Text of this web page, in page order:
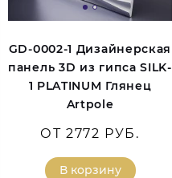
GD-0002-1 Дизайнерская
панель 3D из гипса SILK-
1 PLATINUM Глянец
Artpole
ОТ 2772 РУБ.
В корзину